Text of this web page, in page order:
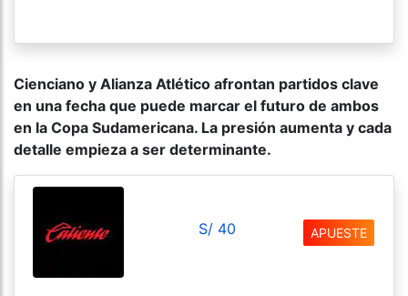
Cienciano y Alianza Atlético afrontan partidos clave
en una fecha que puede marcar el futuro de ambos
en la Copa Sudamericana. La presión aumenta y cada
detalle empieza a ser determinante.
S/ 40 APUESTE